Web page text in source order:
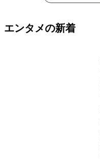
エンタメの新着